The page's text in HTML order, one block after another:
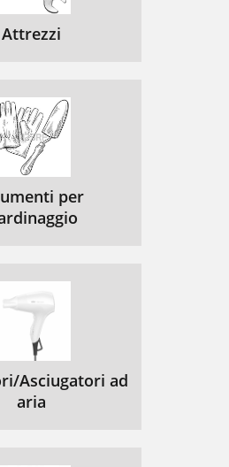
Attrezzi
per
Asciugatori ad
aria